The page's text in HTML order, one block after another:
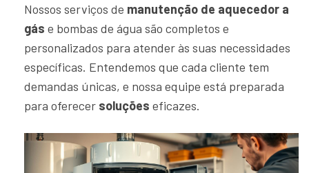
Nossos serviços de manutenção de aquecedor a
gás e bombas de água são completos e
personalizados para atender às suas necessidades
específicas. Entendemos que cada cliente tem
demandas únicas, e nossa equipe está preparada
para oferecer soluções eficazes.